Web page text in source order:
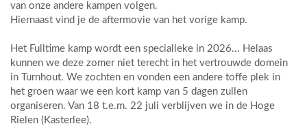
van onze andere kampen volgen.
Hiernaast vind je de aftermovie van het vorige kamp.
Het Fulltime kamp wordt een specialleke in 2026... Helaas
kunnen we deze zomer niet terecht in het vertrouwde domein
in Turnhout. We zochten en vonden een andere toffe plek in
het groen waar we een kort kamp van 5 dagen zullen
organiseren. Van 18 t.e.m. 22 juli verblijven we in de Hoge
Rielen (Kasterlee).